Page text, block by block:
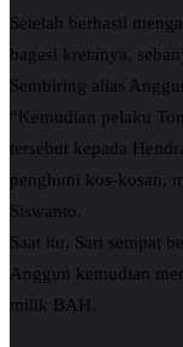
Setelah berhasil
bagasi kretanya,
Sembiring alias
“Kemudian pelaku
tersebut kepada
penghuni kos-kosan,
Siswanto.
Saat itu, Sari sempat
Anggun kemudian
milik BAH.